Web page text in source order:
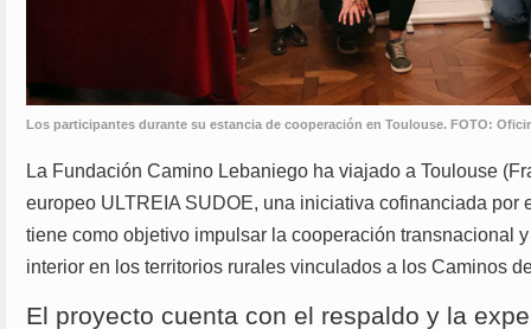
Los participantes durante su estancia de cooperación en Toulouse. FOTO:
La Fundación Camino Lebaniego ha viajado a Toulouse
europeo ULTREIA SUDOE, una iniciativa cofinanciada por
tiene como objetivo impulsar la cooperación transnacional
interior en los territorios rurales vinculados a los Caminos
El proyecto cuenta con el respaldo y la